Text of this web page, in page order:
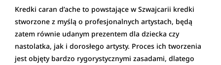
Kredki caran d’ache to powstające w Szwajcarii kredki
stworzone z myślą o profesjonalnych artystach, będą
zatem równie udanym prezentem dla dziecka czy
nastolatka, jak i dorosłego artysty. Proces ich tworzenia
jest objęty bardzo rygorystycznymi zasadami, dlatego